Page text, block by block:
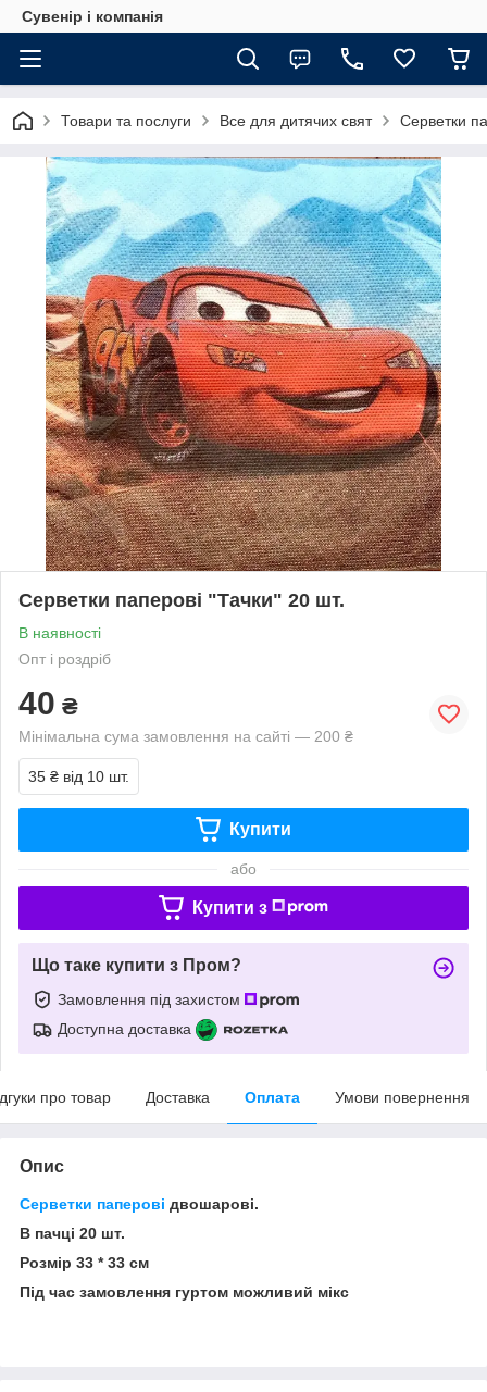
Сувенір і компанія
Товари та послуги Все для дитячих свят Серветки
Серветки паперові "Тачки" 20 шт.
В наявності
Опт і роздріб
40 ₴
Мінімальна сума замовлення на сайті — 200 ₴
35 ₴ від 10 шт.
Купити
або
Купити з
Що таке купити з Пром?
Замовлення під захистом
Доступна доставка
про товар Доставка Оплата Умови повернення
Опис
Серветки паперові двошарові.
В пачці 20 шт.
Розмір 33 * 33 см
Під час замовлення гуртом можливий мікс